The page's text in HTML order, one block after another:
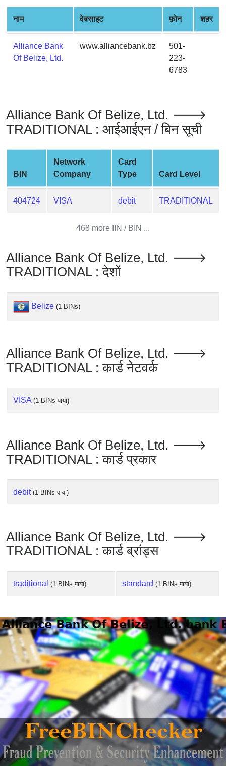
Random
Credit
Card
Generator
Generate
BIN
Credit
Card
Checker
What
is
?
IP
Lookup
IP
BIN
नाम वेबसाइट फ़ोन शहर
Alliance Bank
Of Belize, Ltd.
www.alliancebank.bz
501-
223-
6783
Alliance Bank Of Belize, Ltd. 🡒
TRADITIONAL : आईआईएन / बिन सूची
BIN
Network
Company
Card
Type
Card Level
404724 VISA debit TRADITIONAL
468 more IIN / BIN ...
Alliance Bank Of Belize, Ltd. 🡒
TRADITIONAL : देशों
Belize (1 BINs)
Alliance Bank Of Belize, Ltd. 🡒
TRADITIONAL : कार्ड नेटवर्क
VISA (1 BINs पाया)
Alliance Bank Of Belize, Ltd. 🡒
TRADITIONAL : कार्ड प्रकार
debit (1 BINs पाया)
Alliance Bank Of Belize, Ltd. 🡒
TRADITIONAL : कार्ड ब्रांड्स
traditional (1 BINs पाया) standard (1 BINs पाया)